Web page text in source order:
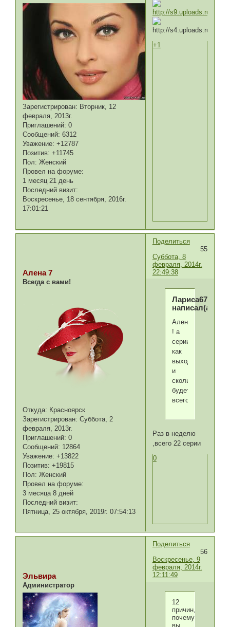
Зарегистрирован: Вторник, 12
февраля, 2013г.
Приглашений: 0
Сообщений: 6312
Уважение: +12787
Позитив: +11745
Пол: Женский
Провел на форуме:
1 месяц 21 день
Последний визит:
Воскресенье, 18 сентября, 2016г.
17:01:21
+1
Поделиться
55
Суббота, 8
февраля, 2014г.
22:49:38
Алена 7
Всегда с вами!
Откуда: Красноярск
Зарегистрирован: Суббота, 2
февраля, 2013г.
Приглашений: 0
Сообщений: 12864
Уважение: +13822
Позитив: +19815
Пол: Женский
Провел на форуме:
3 месяца 8 дней
Последний визит:
Пятница, 25 октября, 2019г. 07:54:13
Лариса67.02
написал(а):
Алена
! а
серии
как
выходят
и
сколько
будет
всего?
Раз в неделю
,всего 22 серии
0
Поделиться
56
Воскресенье, 9
февраля, 2014г.
12:11:49
Эльвира
Администратор
12
причин,
почему
вы